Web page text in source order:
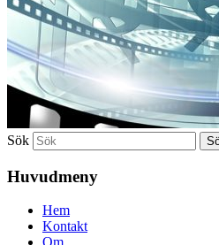
Sök
Huvudmeny
Hem
Kontakt